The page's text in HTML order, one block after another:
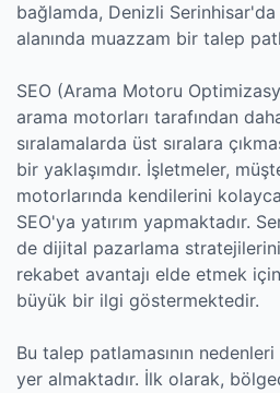
bağlamda, Denizli
alanında muazzam bir talep
SEO (Arama Motoru
arama motorları tarafından
sıralamalarda üst sıralara
bir yaklaşımdır. İşletmeler,
motorlarında kendilerini
SEO'ya yatırım yapmaktadır.
de dijital pazarlama
rekabet avantajı elde etmek
büyük bir ilgi göstermektedir.
Bu talep patlamasının
yer almaktadır. İlk olarak,